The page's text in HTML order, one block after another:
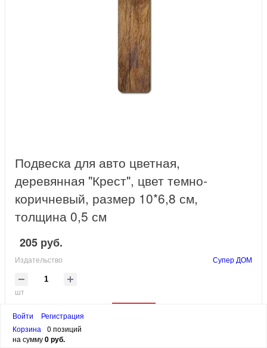
Подвеска для авто цветная,
деревянная "Крест", цвет темно-
коричневый, размер 10*6,8 см,
толщина 0,5 см
205 руб.
Издательство Супер ДОМ
шт
Интернет-магазин
Войти
Регистрация
Корзина
0 позиций
на сумму0 руб.